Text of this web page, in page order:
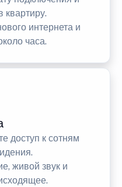
квартиру.
интернета и
часа.
доступ к сотням
живой звук и